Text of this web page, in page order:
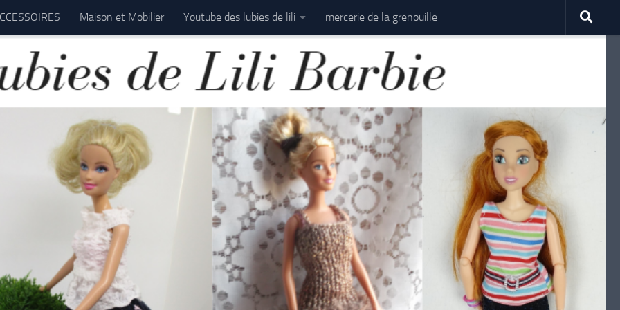
Maison et Mobilier Youtube des lubies de lili mercerie de la grenouille